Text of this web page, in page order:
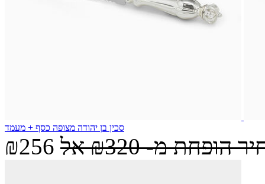
סכין בן יהודה מצופה כסף + מעמד
₪256 הופחת מ-₪320 אל